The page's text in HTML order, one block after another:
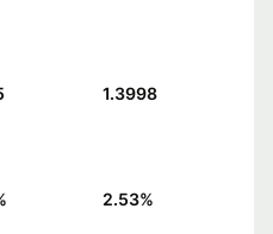
1.3998
2.53%